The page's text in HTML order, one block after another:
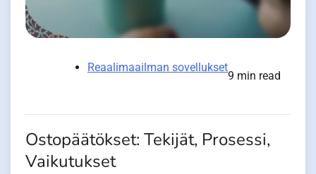
Reaalimaailman sovellukset
9 min read
Ostopäätökset: Tekijät, Prosessi,
Vaikutukset